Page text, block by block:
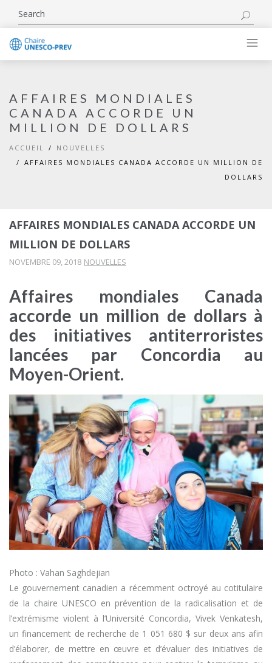
AFFAIRES MONDIALES
CANADA ACCORDE UN
MILLION DE DOLLARS
ACCUEIL
NOUVELLES
AFFAIRES MONDIALES CANADA ACCORDE UN MILLION DE
DOLLARS
AFFAIRES MONDIALES CANADA ACCORDE UN
MILLION DE DOLLARS
NOVEMBRE 09, 2018 NOUVELLES
Affaires mondiales Canada
accorde un million de dollars à
des initiatives antiterroristes
lancées par Concordia au
Moyen-Orient.
Photo : Vahan Saghdejian
Le gouvernement canadien a récemment octroyé au cotitulaire
de la chaire UNESCO en prévention de la radicalisation et de
l’extrémisme violent à l’Université Concordia, Vivek Venkatesh,
un financement de recherche de 1 051 680 $ sur deux ans afin
d’élaborer, de mettre en œuvre et d’évaluer des initiatives de